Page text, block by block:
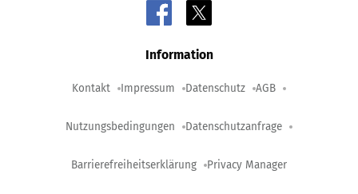
Information
Kontakt Impressum Datenschutz AGB
Nutzungsbedingungen Datenschutzanfrage
Barrierefreiheitserklärung Privacy Manager